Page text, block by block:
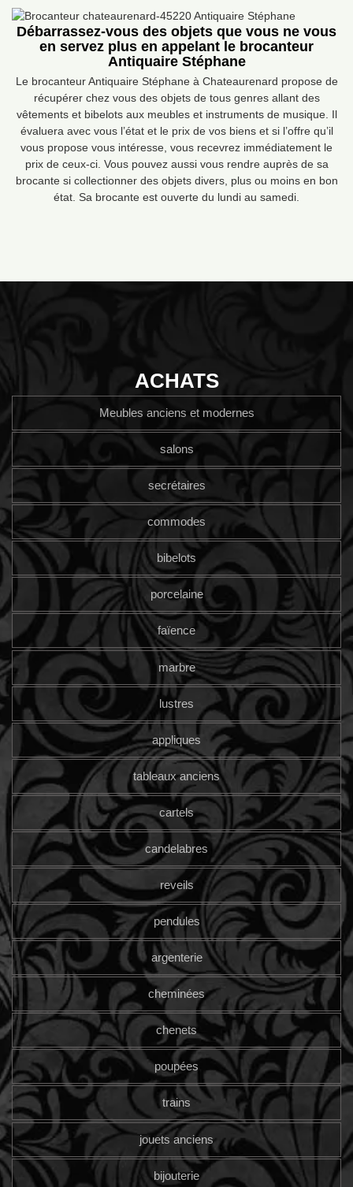
Débarrassez-vous des objets que vous ne vous
en servez plus en appelant le brocanteur
Antiquaire Stéphane
Le brocanteur Antiquaire Stéphane à Chateaurenard propose de
récupérer chez vous des objets de tous genres allant des
vêtements et bibelots aux meubles et instruments de musique. Il
évaluera avec vous l’état et le prix de vos biens et si l’offre qu’il
vous propose vous intéresse, vous recevrez immédiatement le
prix de ceux-ci. Vous pouvez aussi vous rendre auprès de sa
brocante si collectionner des objets divers, plus ou moins en bon
état. Sa brocante est ouverte du lundi au samedi.
ACHATS
Meubles anciens et modernes
salons
secrétaires
commodes
bibelots
porcelaine
faïence
marbre
lustres
appliques
tableaux anciens
cartels
candelabres
reveils
pendules
argenterie
cheminées
chenets
poupées
trains
jouets anciens
bijouterie